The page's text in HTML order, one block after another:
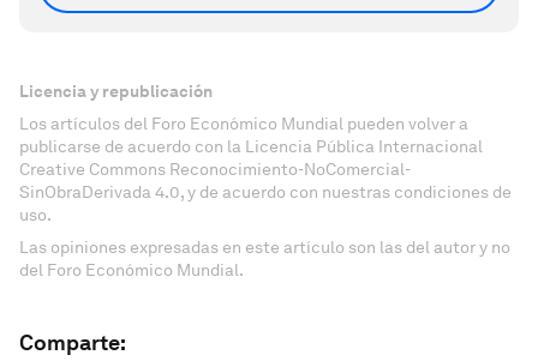
Licencia y republicación
Los artículos del Foro Económico Mundial pueden volver a
publicarse de acuerdo con la Licencia Pública Internacional
Creative Commons Reconocimiento-NoComercial-
SinObraDerivada 4.0, y de acuerdo con nuestras condiciones de
uso.
Las opiniones expresadas en este artículo son las del autor y no
del Foro Económico Mundial.
Comparte: